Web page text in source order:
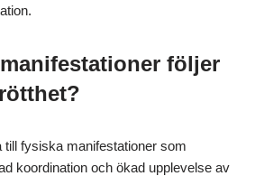
följer
till fysiska manifestationer som
koordination och ökad upplevelse av